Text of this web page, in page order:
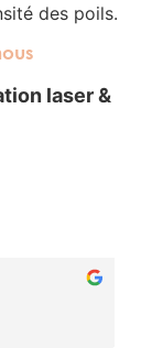
des poils.
laser &